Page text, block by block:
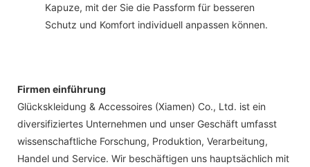
Kapuze, mit der Sie die Passform für besseren
Schutz und Komfort individuell anpassen können.
Firmen einführung
Glückskleidung & Accessoires (Xiamen) Co., Ltd. ist ein
diversifiziertes Unternehmen und unser Geschäft umfasst
wissenschaftliche Forschung, Produktion, Verarbeitung,
Handel und Service. Wir beschäftigen uns hauptsächlich mit